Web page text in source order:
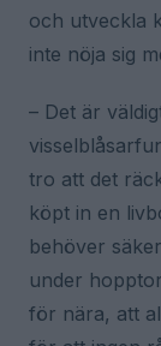
och utveckla
inte nöja sig
– Det är
tro att det
köpt in en
behöver
under
för nära, att